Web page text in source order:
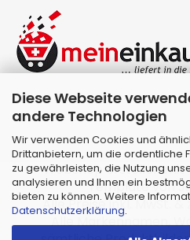
Diese Webseite
andere Technologien
Wir verwenden Cookies und
Drittanbietern, um die ordentliche
zu gewährleisten, die Nutzung
analysieren und Ihnen ein
bieten zu können. Weitere
Datenschutzerklärung.
Webshop erstellenmit
Template von
Alle Preise inkl. MwSt.
Alle Markennamen,